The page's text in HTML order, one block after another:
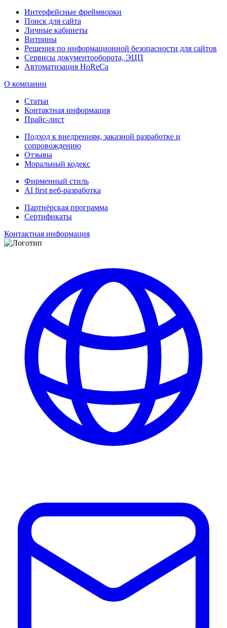
Интерфейсные фреймворки
Поиск для сайта
Личные кабинеты
Витрины
Решения по информационной безопасности для сайтов
Сервисы документооборота, ЭЦП
Автоматизация HoReCa
О компании
Статьи
Контактная информация
Прайс-лист
Подход к внедрениям, заказной разработке и
сопровождению
Отзывы
Моральный кодекс
Фирменный стиль
AI first веб-разработка
Партнёрская программа
Сертификаты
Контактная информация